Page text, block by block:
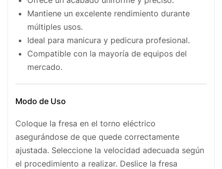
Mantiene un excelente rendimiento durante
múltiples usos.
Ideal para manicura y pedicura profesional.
Compatible con la mayoría de equipos del
mercado.
Modo de Uso
Coloque la fresa en el torno eléctrico
asegurándose de que quede correctamente
ajustada. Seleccione la velocidad adecuada según
el procedimiento a realizar. Deslice la fresa